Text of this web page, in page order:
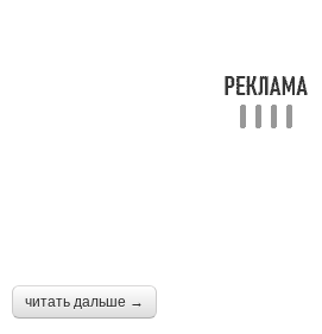
читать дальше →